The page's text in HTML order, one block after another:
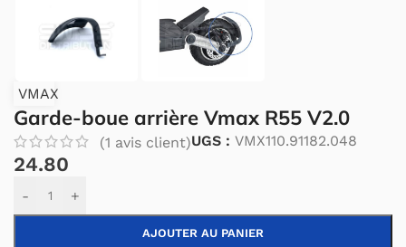
VMAX
Garde-boue arrière Vmax R55 V2.0
(1 avis client)UGS : VMX110.91182.048
24.80
- +
AJOUTER AU PANIER
Alternative: